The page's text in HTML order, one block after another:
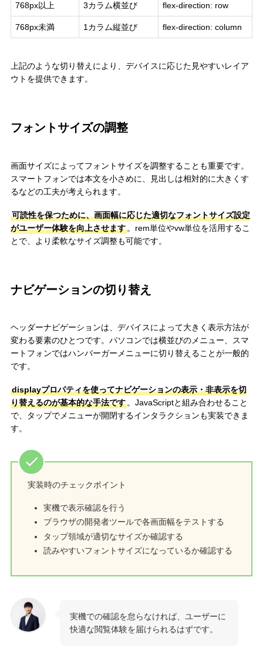
768px以上 3カラム横並び flex-direction: row
768px未満 1カラム縦並び flex-direction: column
上記のような切り替えにより、デバイスに応じた見やすいレイア
ウトを提供できます。
フォントサイズの調整
画面サイズによってフォントサイズを調整することも重要です。
スマートフォンでは本文を小さめに、見出しは相対的に大きくす
るなどの工夫が考えられます。
可読性を保つために、画面幅に応じた適切なフォントサイズ設定
がユーザー体験を向上させます。rem単位やvw単位を活用するこ
とで、より柔軟なサイズ調整も可能です。
ナビゲーションの切り替え
ヘッダーナビゲーションは、デバイスによって大きく表示方法が
変わる要素のひとつです。パソコンでは横並びのメニュー、スマ
ートフォンではハンバーガーメニューに切り替えることが一般的
です。
displayプロパティを使ってナビゲーションの表示・非表示を切
り替えるのが基本的な手法です。JavaScriptと組み合わせること
で、タップでメニューが開閉するインタラクションも実装できま
す。
実装時のチェックポイント
実機で表示確認を行う
ブラウザの開発者ツールで各画面幅をテストする
タップ領域が適切なサイズか確認する
読みやすいフォントサイズになっているか確認する
実機での確認を怠らなければ、ユーザーに
快適な閲覧体験を届けられるはずです。